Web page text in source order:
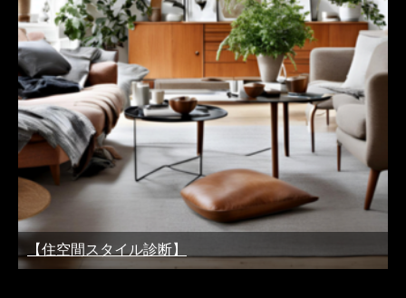
【住空間スタイル診断】